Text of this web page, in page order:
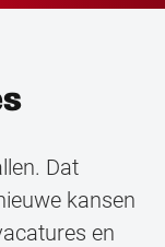
Dat
kansen
en